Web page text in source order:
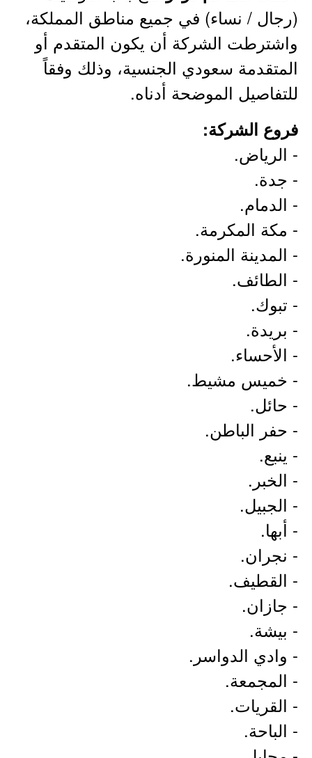
(رجال / نساء) في جميع مناطق المملكة،
واشترطت الشركة أن يكون المتقدم أو
المتقدمة سعودي الجنسية، وذلك وفقاً
للتفاصيل الموضحة أدناه.
فروع الشركة:
- الرياض.
- جدة.
- الدمام.
- مكة المكرمة.
- المدينة المنورة.
- الطائف.
- تبوك.
- بريدة.
- الأحساء.
- خميس مشيط.
- حائل.
- حفر الباطن.
- ينبع.
- الخبر.
- الجبيل.
- أبها.
- نجران.
- القطيف.
- جازان.
- بيشة.
- وادي الدواسر.
- المجمعة.
- القريات.
- الباحة.